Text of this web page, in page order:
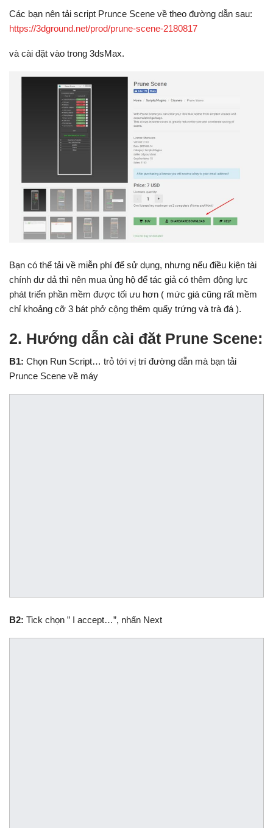
Các bạn nên tải script Prunce Scene về theo đường dẫn sau:
https://3dground.net/prod/prune-scene-2180817
và cài đặt vào trong 3dsMax.
Bạn có thể tải về miễn phí để sử dụng, nhưng nếu điều kiện tài
chính dư dả thì nên mua ủng hộ để tác giả có thêm động lực
phát triển phần mềm được tối ưu hơn ( mức giá cũng rất mềm
chỉ khoảng cỡ 3 bát phở cộng thêm quẩy trứng và trà đá ).
2. Hướng dẫn cài đăt Prune Scene:
B1: Chọn Run Script… trỏ tới vị trí đường dẫn mà bạn tải
Prunce Scene về máy
B2: Tick chọn ” I accept…”, nhấn Next